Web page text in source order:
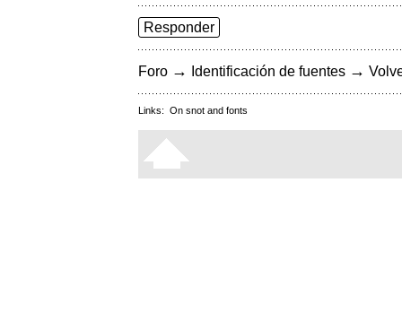
Responder
Foro → Identificación de fuentes →
Links: On snot and fonts